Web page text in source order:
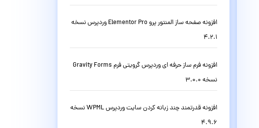
افزونه صفحه ساز المنتور پرو Elementor Pro وردپرس نسخه
4.2.1
افزونه فرم ساز حرفه ای وردپرس گرویتی فرم Gravity Forms
نسخه 3.0.0
افزونه قدرتمند چند زبانه کردن سایت وردپرس WPML نسخه
4.9.6